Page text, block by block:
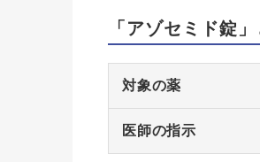
「アゾセミド錠
対象の薬
医師の指示